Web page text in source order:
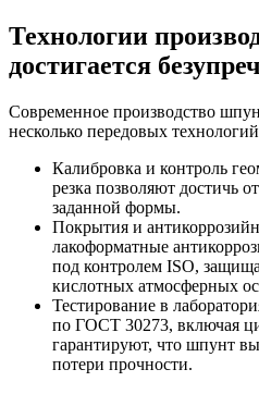
Технологии
достигается
Современное производство
несколько передовых
Калибровка и контроль
резка позволяют достичь
заданной формы.
Покрытия и
лакоформатные
под контролем ISO,
кислотных атмосферных
Тестирование в
по ГОСТ 30273, включая
гарантируют, что шпунт
потери прочности.